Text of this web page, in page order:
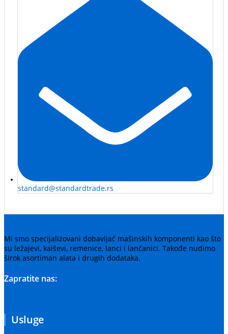
standard@standardtrade.rs
Mi smo specijalizovani dobavljač mašinskih komponenti kao što
su ležajevi, kaiševi, remenice, lanci i lančanici. Takođe nudimo
širok asortiman alata i drugih dodataka.
Zapratite nas:
Usluge